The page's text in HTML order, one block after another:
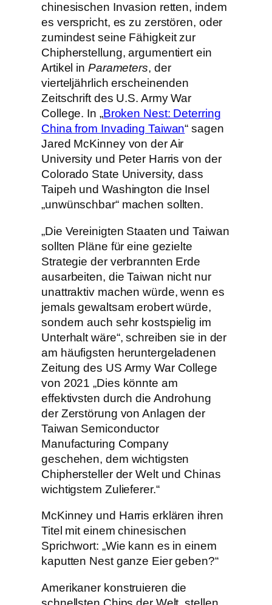
chinesischen Invasion retten, indem
es verspricht, es zu zerstören, oder
zumindest seine Fähigkeit zur
Chipherstellung, argumentiert ein
Artikel in Parameters, der
vierteljährlich erscheinenden
Zeitschrift des U.S. Army War
College. In „Broken Nest: Deterring
China from Invading Taiwan“ sagen
Jared McKinney von der Air
University und Peter Harris von der
Colorado State University, dass
Taipeh und Washington die Insel
„unwünschbar“ machen sollten.
„Die Vereinigten Staaten und Taiwan
sollten Pläne für eine gezielte
Strategie der verbrannten Erde
ausarbeiten, die Taiwan nicht nur
unattraktiv machen würde, wenn es
jemals gewaltsam erobert würde,
sondern auch sehr kostspielig im
Unterhalt wäre“, schreiben sie in der
am häufigsten heruntergeladenen
Zeitung des US Army War College
von 2021 „Dies könnte am
effektivsten durch die Androhung
der Zerstörung von Anlagen der
Taiwan Semiconductor
Manufacturing Company
geschehen, dem wichtigsten
Chiphersteller der Welt und Chinas
wichtigstem Zulieferer.“
McKinney und Harris erklären ihren
Titel mit einem chinesischen
Sprichwort: „Wie kann es in einem
kaputten Nest ganze Eier geben?“
Amerikaner konstruieren die